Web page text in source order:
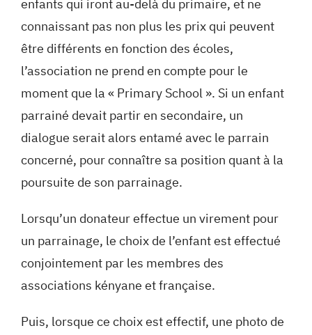
enfants qui iront au-delà du primaire, et ne
connaissant pas non plus les prix qui peuvent
être différents en fonction des écoles,
l’association ne prend en compte pour le
moment que la « Primary School ». Si un enfant
parrainé devait partir en secondaire, un
dialogue serait alors entamé avec le parrain
concerné, pour connaître sa position quant à la
poursuite de son parrainage.
Lorsqu’un donateur effectue un virement pour
un parrainage, le choix de l’enfant est effectué
conjointement par les membres des
associations kényane et française.
Puis, lorsque ce choix est effectif, une photo de